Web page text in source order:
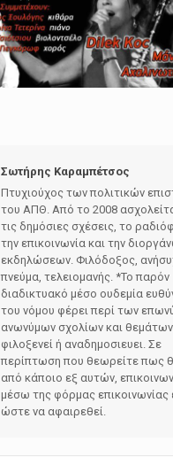
Σωτήρης Καραμπέτσος
Πτυχιούχος των πολιτικών
του ΑΠΘ. Από το 2008
τις δημόσιες σχέσεις, το
την επικοινωνία και την
εκδηλώσεων. Φιλόδοξος,
πνεύμα, τελειομανής. *Το παρόν
διαδικτυακό μέσο ουδεμία
του νόμου φέρει περί των
ανωνύμων σχολίων και
φιλοξενεί ή αναδημοσιευει. Σε
περίπτωση που θεωρείτε πως
από κάποιο εξ αυτών,
μέσω της φόρμας επικοινωνίας
ώστε να αφαιρεθεί.